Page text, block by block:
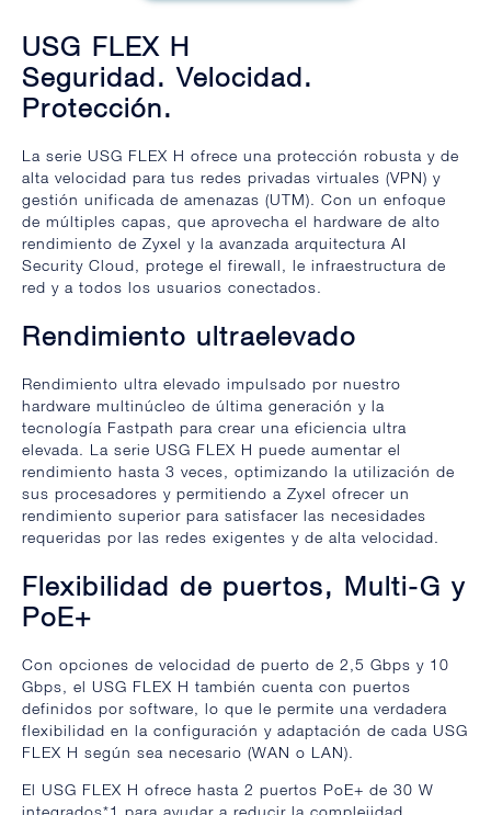
USG FLEX H
Seguridad. Velocidad.
Protección.
La serie USG FLEX H ofrece una protección robusta y de
alta velocidad para tus redes privadas virtuales (VPN) y
gestión unificada de amenazas (UTM). Con un enfoque
de múltiples capas, que aprovecha el hardware de alto
rendimiento de Zyxel y la avanzada arquitectura AI
Security Cloud, protege el firewall, le infraestructura de
red y a todos los usuarios conectados.
Rendimiento ultraelevado
Rendimiento ultra elevado impulsado por nuestro
hardware multinúcleo de última generación y la
tecnología Fastpath para crear una eficiencia ultra
elevada. La serie USG FLEX H puede aumentar el
rendimiento hasta 3 veces, optimizando la utilización de
sus procesadores y permitiendo a Zyxel ofrecer un
rendimiento superior para satisfacer las necesidades
requeridas por las redes exigentes y de alta velocidad.
Flexibilidad de puertos, Multi-G y
PoE+
Con opciones de velocidad de puerto de 2,5 Gbps y 10
Gbps, el USG FLEX H también cuenta con puertos
definidos por software, lo que le permite una verdadera
flexibilidad en la configuración y adaptación de cada USG
FLEX H según sea necesario (WAN o LAN).
El USG FLEX H ofrece hasta 2 puertos PoE+ de 30 W
integrados*1 para ayudar a reducir la complejidad